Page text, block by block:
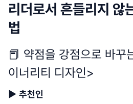
리더로서 흔들리지 않
법
📕 약점을 강점으로 바꾸
이너리티 디자인>
▶ 추천인